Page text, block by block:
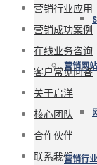
营销网
营销行
营销行业应用
营销成功案例
在线业务咨询
客户常见问答
关于启洋
核心团队
合作伙伴
联系我们